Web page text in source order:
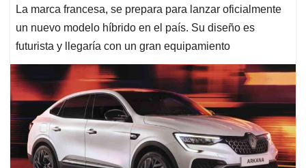
La marca francesa, se prepara para lanzar oficialmente
un nuevo modelo híbrido en el país. Su diseño es
futurista y llegaría con un gran equipamiento